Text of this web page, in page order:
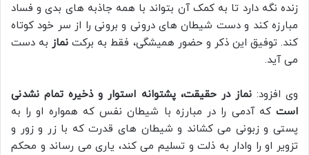
زنده نگه دارد تا به کمک آن بتواند با همه جاذبه های بدی و فساد
مبارزه کند و دست شیطان های درونی و برونی را از سر خود کوتاه
کند. توفیق این ذکر و حضور همیشگی، فقط به برکت نماز به دست
می آید.
وی افزود:نماز در حقیقت، پشتوانه استوار و ذخیره تمام نشدنی
است که آدمی را در مبارزه با شیطان نفس که همواره او را به
پستی و زبونی می کشاند و شیطان های قدرت که با زر و زور و
تزویر او را وادار به ذلت و تسلیم می کند، یاری می رساند و محکم